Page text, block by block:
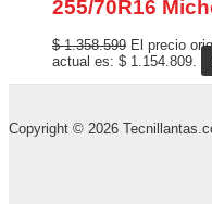
255/70R16
$1.358.599 El precio
actual es: $ 1.154.809.
Copyright © 2026